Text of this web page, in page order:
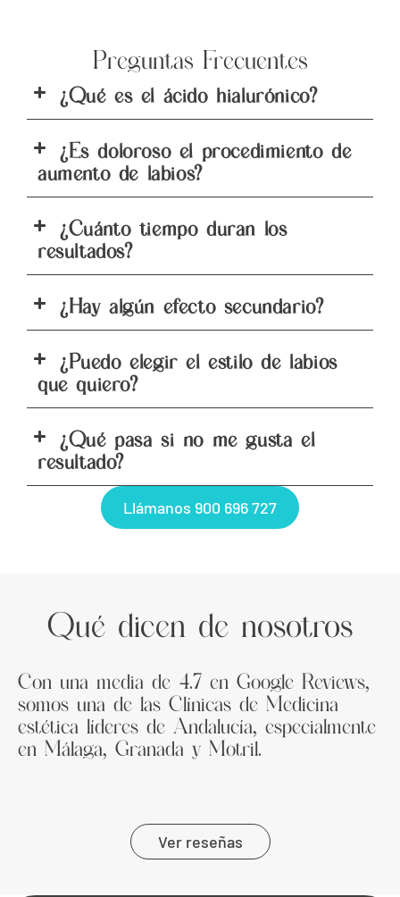
Preguntas Frecuentes
¿Qué es el ácido hialurónico?
¿Es doloroso el procedimiento de
aumento de labios?
¿Cuánto tiempo duran los
resultados?
¿Hay algún efecto secundario?
¿Puedo elegir el estilo de labios
que quiero?
¿Qué pasa si no me gusta el
resultado?
Llámanos 900 696 727
Qué dicen de nosotros
Con una media de 4.7 en Google Reviews,
somos una de las Clínicas de Medicina
estética líderes de Andalucía, especialmente
en Málaga, Granada y Motril.
Ver reseñas